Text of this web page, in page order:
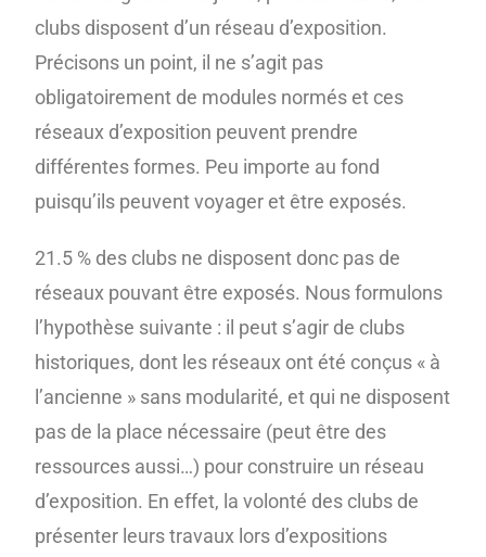
clubs disposent d’un réseau d’exposition.
Précisons un point, il ne s’agit pas
obligatoirement de modules normés et ces
réseaux d’exposition peuvent prendre
différentes formes. Peu importe au fond
puisqu’ils peuvent voyager et être exposés.
21.5 % des clubs ne disposent donc pas de
réseaux pouvant être exposés. Nous formulons
l’hypothèse suivante : il peut s’agir de clubs
historiques, dont les réseaux ont été conçus « à
l’ancienne » sans modularité, et qui ne disposent
pas de la place nécessaire (peut être des
ressources aussi…) pour construire un réseau
d’exposition. En effet, la volonté des clubs de
présenter leurs travaux lors d’expositions